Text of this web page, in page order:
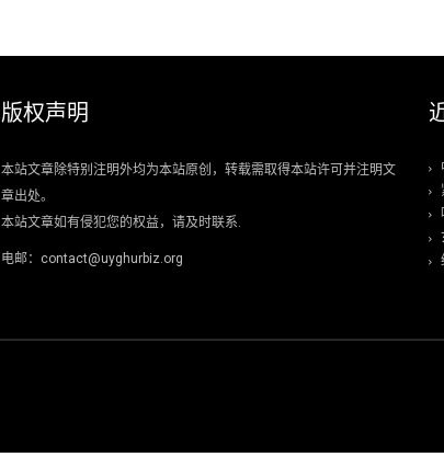
版权声明
本站文章除特别注明外均为本站原创，转载需取得本站许可并注明文
章出处。
本站文章如有侵犯您的权益，请及时联系.
电邮：contact@uyghurbiz.org